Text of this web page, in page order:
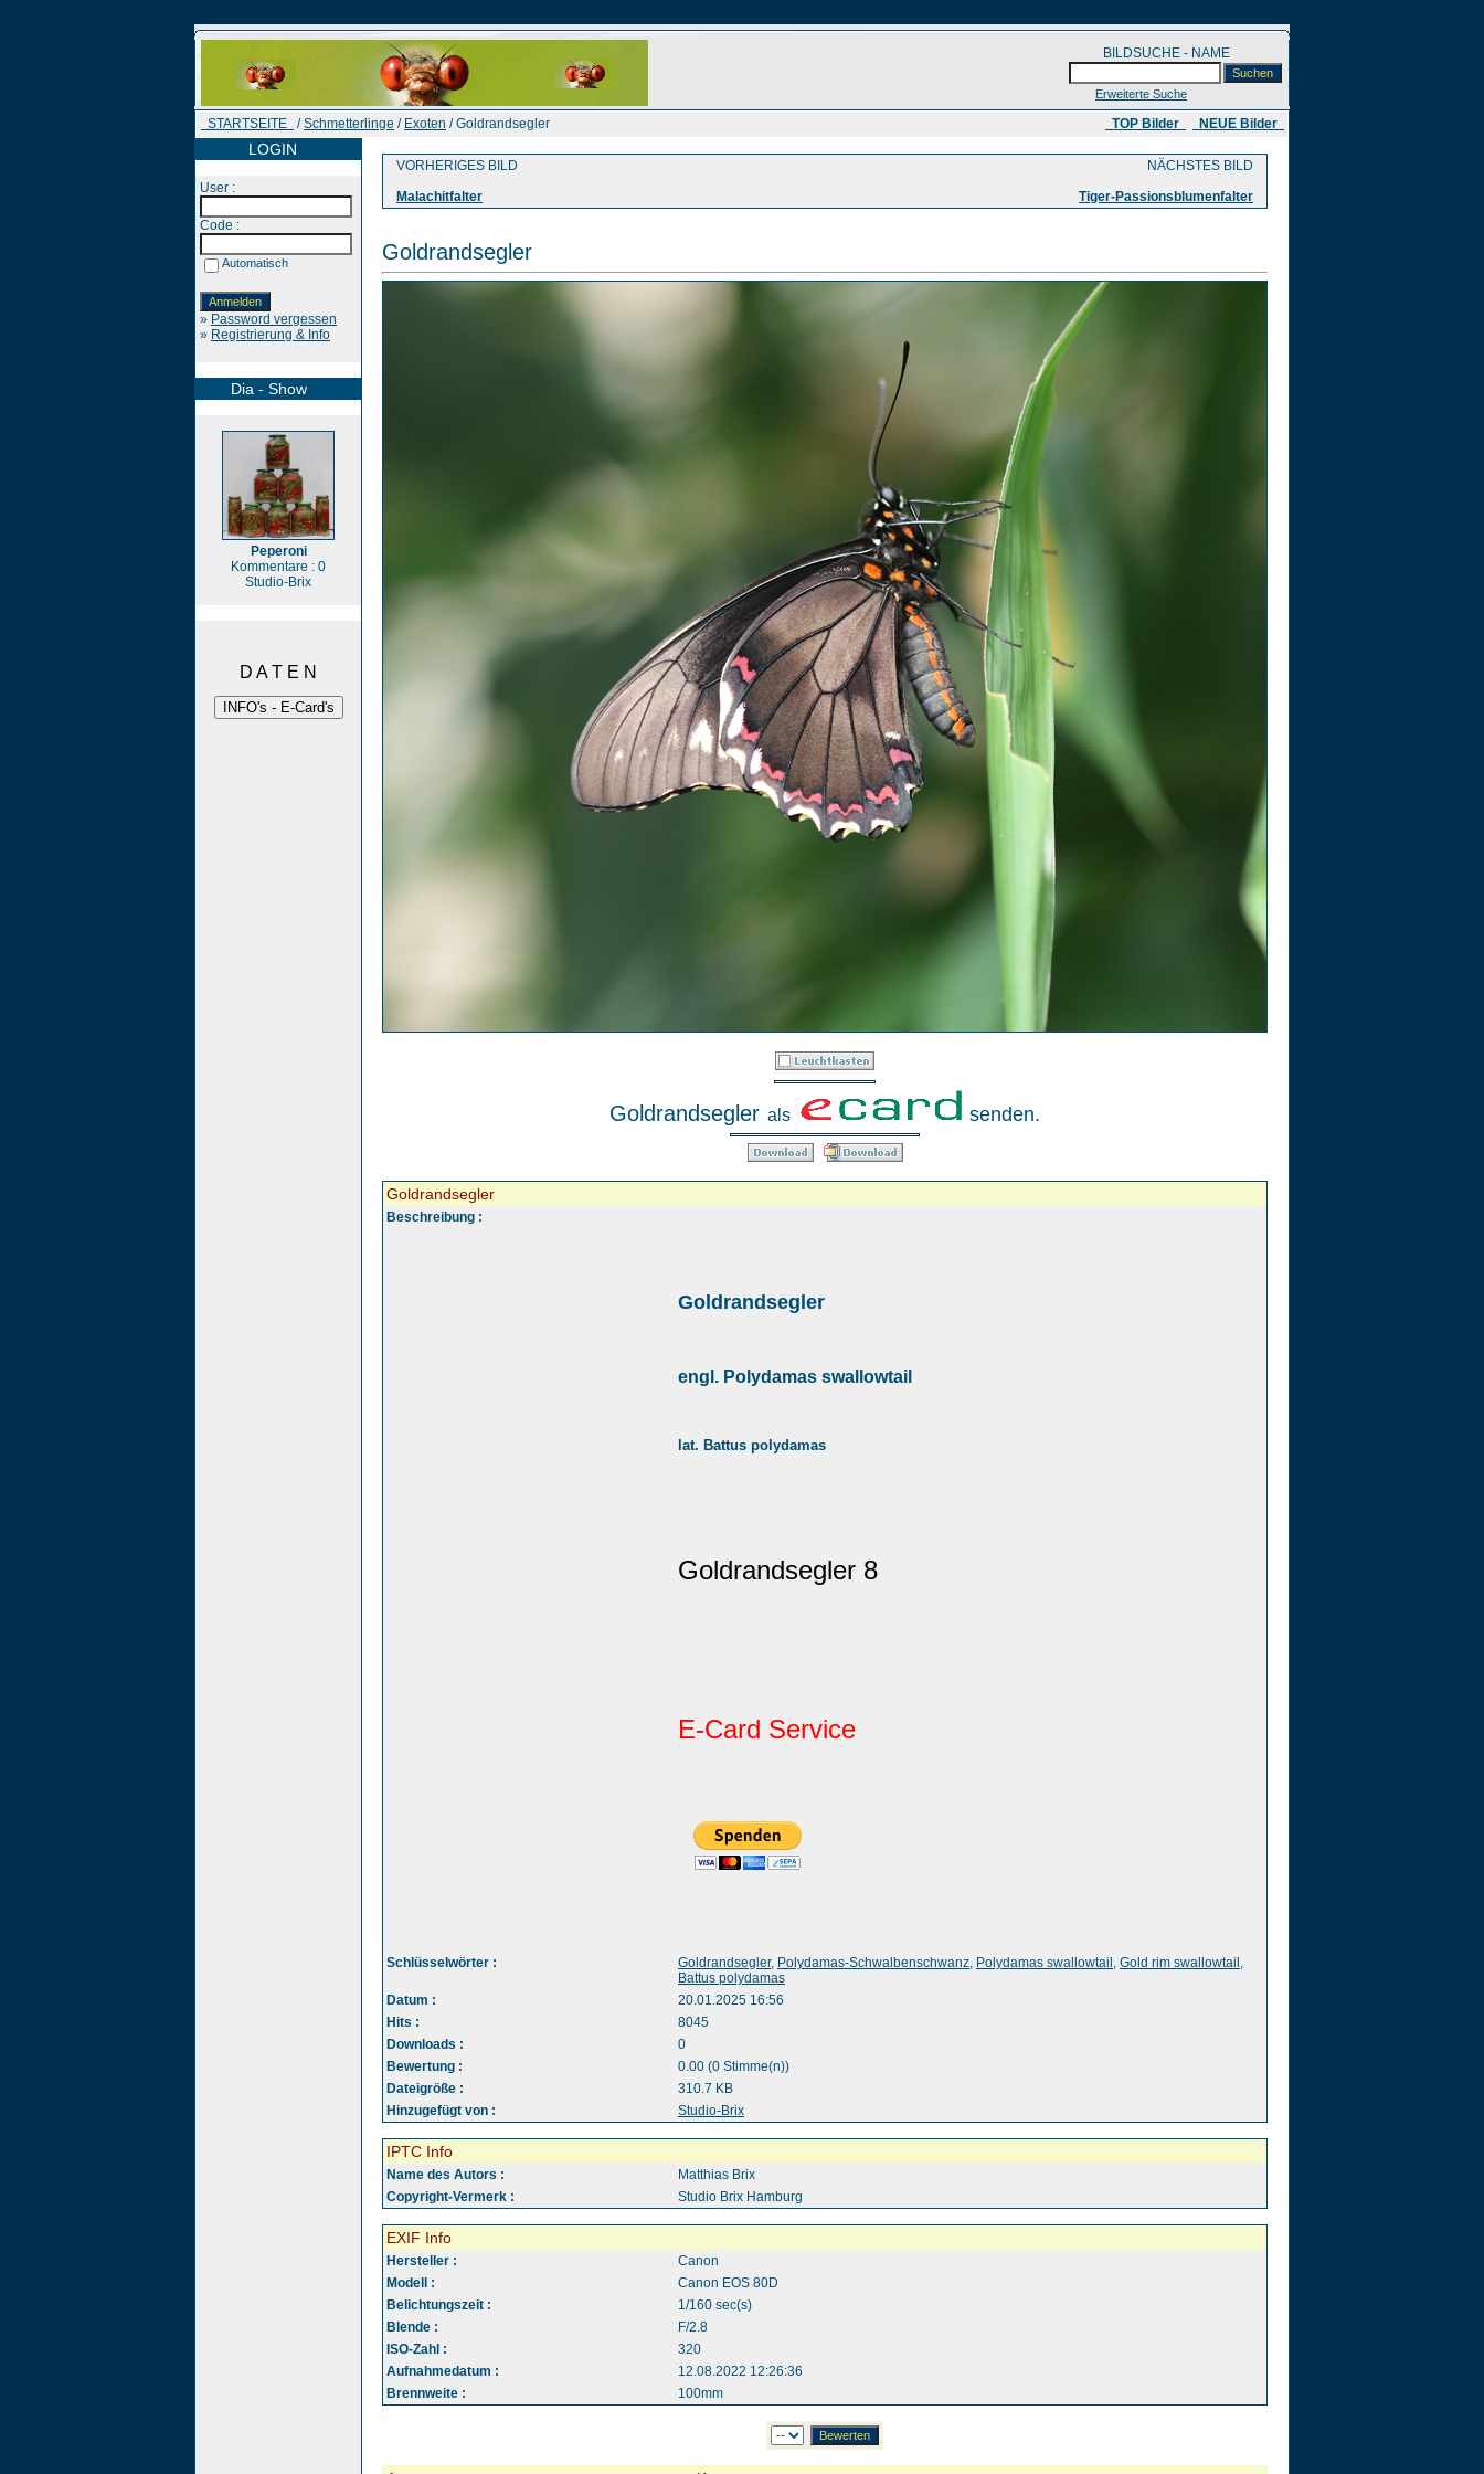
BILDSUCHE - NAME
Erweiterte Suche
STARTSEITE /Schmetterlinge / Exoten / Goldrandsegler ​ TOP Bilder NEUE Bilder
LOGIN
User :
Code :
Automatisch
» Password vergessen
» Registrierung & Info
Dia - Show
Peperoni
Kommentare : 0
Studio-Brix
D A T E N
VORHERIGES BILD
Malachitfalter
NÄCHSTES BILD
Tiger-Passionsblumenfalter
Goldrandsegler
Goldrandsegler als senden.
Goldrandsegler
Beschreibung :
Goldrandsegler
engl. Polydamas swallowtail
lat. Battus polydamas
Goldrandsegler 8
E-Card Service
Schlüsselwörter : Goldrandsegler, Polydamas-Schwalbenschwanz, Polydamas swallowtail , Gold rim swallowtail ,
Battus polydamas
Datum :
20.01.2025 16:56
Hits :
8045
Downloads :
0
Bewertung :
0.00 (0 Stimme(n))
Dateigröße :
310.7 KB
Hinzugefügt von :
Studio-Brix
IPTC Info
Name des Autors :
Matthias Brix
Copyright-Vermerk :
Studio Brix Hamburg
EXIF Info
Hersteller :
Canon
Modell :
Canon EOS 80D
Belichtungszeit :
1/160 sec(s)
Blende :
F/2.8
ISO-Zahl :
320
Aufnahmedatum :
12.08.2022 12:26:36
Brennweite :
100mm